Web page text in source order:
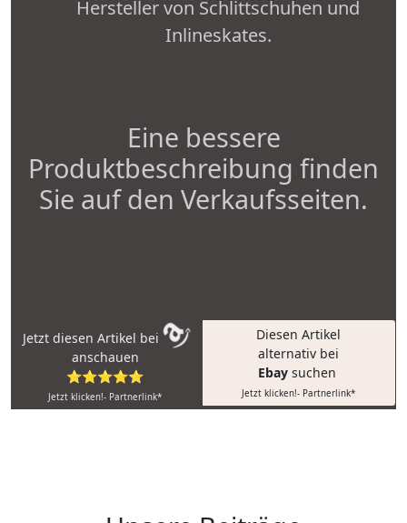
Hersteller von Schlittschuhen und
Inlineskates.
Eine bessere
Produktbeschreibung finden
Sie auf den Verkaufsseiten.
Jetzt diesen Artikel bei
anschauen
⭐⭐⭐⭐⭐
Jetzt klicken!- Partnerlink*
Diesen Artikel
alternativ bei
Ebay suchen
Jetzt klicken!- Partnerlink*